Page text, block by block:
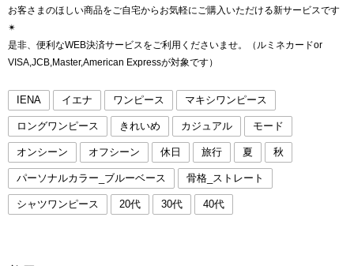
お客さまのほしい商品をご自宅からお気軽にご購入いただける新サービスです
✴︎
是非、便利なWEB決済サービスをご利用くださいませ。（ルミネカードor
VISA,JCB,Master,American Expressが対象です）
IENA イエナ ワンピース マキシワンピース
ロングワンピース きれいめ カジュアル モード
オンシーン オフシーン 休日 旅行 夏 秋
パーソナルカラー_ブルーベース 骨格_ストレート
シャツワンピース 20代 30代 40代